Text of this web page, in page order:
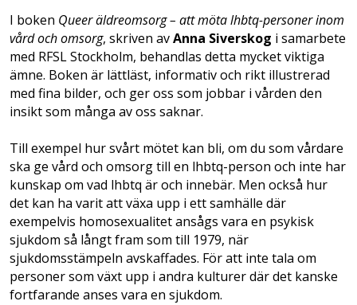
I boken Queer äldreomsorg – att möta lhbtq-personer inom
vård och omsorg, skriven avAnna Siverskog i samarbete
med RFSL Stockholm, behandlas detta mycket viktiga
ämne. Boken är lättläst, informativ och rikt illustrerad
med fina bilder, och ger oss som jobbar i vården den
insikt som många av oss saknar.
Till exempel hur svårt mötet kan bli, om du som vårdare
ska ge vård och omsorg till en lhbtq-person och inte har
kunskap om vad lhbtq är och innebär. Men också hur
det kan ha varit att växa upp i ett samhälle där
exempelvis homosexualitet ansågs vara en psykisk
sjukdom så långt fram som till 1979, när
sjukdomsstämpeln avskaffades. För att inte tala om
personer som växt upp i andra kulturer där det kanske
fortfarande anses vara en sjukdom.